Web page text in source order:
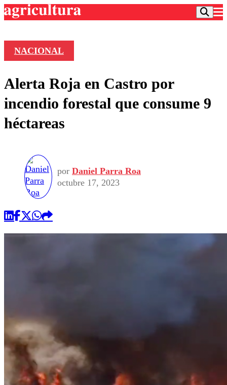
Frecuencias
Agricultura TV
Deportes
Colo Colo
Seleccion Chilena
Torneo Internacional
Entretención
Economía
Internacional
Opinión
Programas
NACIONAL
Alerta Roja en Castro por
incendio forestal que consume 9
héctareas
por Daniel Parra Roa
octubre 17, 2023